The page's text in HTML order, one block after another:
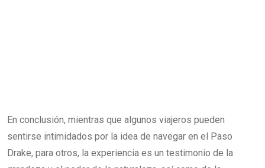
En conclusión, mientras que algunos viajeros pueden
sentirse intimidados por la idea de navegar en el Paso
Drake, para otros, la experiencia es un testimonio de la